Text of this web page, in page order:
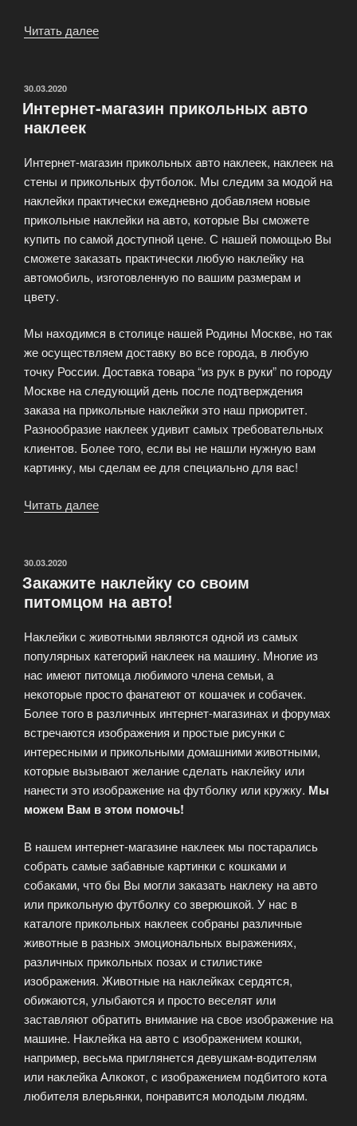
Читать далее
наклейки
ОПУБЛИКОВАНО
30.03.2020
Интернет-магазин прикольных авто
наклеек
Интернет-магазин прикольных авто наклеек, наклеек на
стены и прикольных футболок. Мы следим за модой на
наклейки практически ежедневно добавляем новые
прикольные наклейки на авто, которые Вы сможете
купить по самой доступной цене. С нашей помощью Вы
сможете заказать практически любую наклейку на
автомобиль, изготовленную по вашим размерам и
цвету.
Мы находимся в столице нашей Родины Москве, но так
же осуществляем доставку во все города, в любую
точку России. Доставка товара “из рук в руки” по городу
Москве на следующий день после подтверждения
заказа на прикольные наклейки это наш приоритет.
Разнообразие наклеек удивит самых требовательных
клиентов. Более того, если вы не нашли нужную вам
картинку, мы сделам ее для специально для вас!
Читать далее
наклеек»
ОПУБЛИКОВАНО
30.03.2020
Закажите наклейку со своим
питомцом на авто!
Наклейки с животными являются одной из самых
популярных категорий наклеек на машину. Многие из
нас имеют питомца любимого члена семьи, а
некоторые просто фанатеют от кошачек и собачек.
Более того в различных интернет-магазинах и форумах
встречаются изображения и простые рисунки с
интересными и прикольными домашними животными,
которые вызывают желание сделать наклейку или
нанести это изображение на футболку или кружку. Мы
можем Вам в этом помочь!
В нашем интернет-магазине наклеек мы постарались
собрать самые забавные картинки с кошками и
собаками, что бы Вы могли заказать наклеку на авто
или прикольную футболку со зверюшкой. У нас в
каталоге прикольных наклеек собраны различные
животные в разных эмоциональных выражениях,
различных прикольных позах и стилистике
изображения. Животные на наклейках сердятся,
обижаются, улыбаются и просто веселят или
заставляют обратить внимание на свое изображение на
машине. Наклейка на авто с изображением кошки,
например, весьма приглянется девушкам-водителям
или наклейка Алкокот, с изображением подбитого кота
любителя влерьянки, понравится молодым людям.